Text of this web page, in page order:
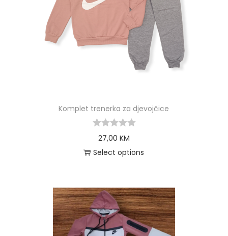
Komplet trenerka za djevojčice
27,00 KM
Select options